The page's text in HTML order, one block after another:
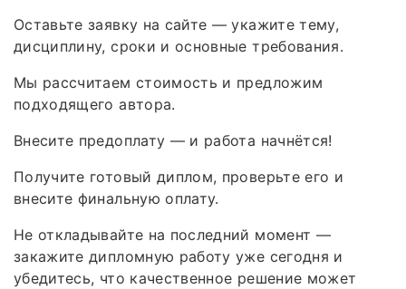
Оставьте заявку на сайте — укажите тему,
дисциплину, сроки и основные требования.
Мы рассчитаем стоимость и предложим
подходящего автора.
Внесите предоплату — и работа начнётся!
Получите готовый диплом, проверьте его и
внесите финальную оплату.
Не откладывайте на последний момент —
закажите дипломную работу уже сегодня и
убедитесь, что качественное решение может